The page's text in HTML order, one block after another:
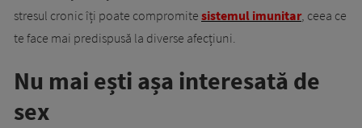
stresul cronic îți poate compromite sistemul imunitar, ceea ce
te face mai predispusă la diverse afecțiuni.
Nu mai ești așa interesată de
sex